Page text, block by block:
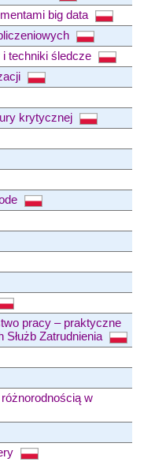
big data
techniki śledcze
krytycznej
pracy – praktyczne
Zatrudnienia
w